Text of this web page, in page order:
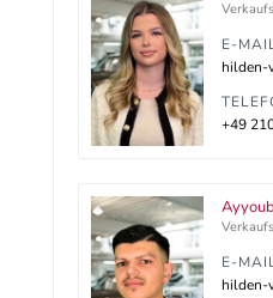
E-
+49
E-